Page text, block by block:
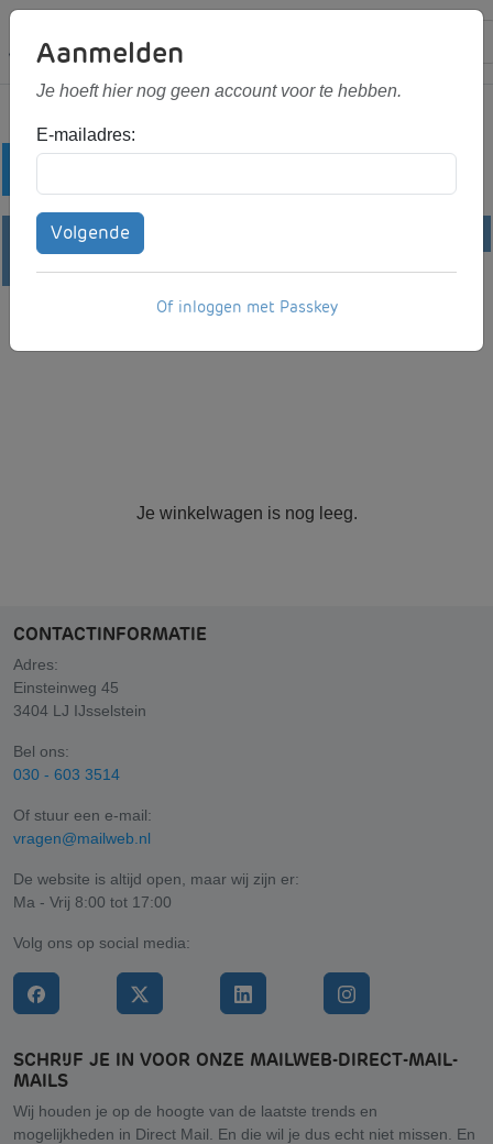
Winkelwagen
Stel je mailing samen, zie meteen de kosten
en verzendmogelijkheden.
Je winkelwagen is nog leeg.
CONTACTINFORMATIE
Adres:
Einsteinweg 45
3404 LJ IJsselstein
Bel ons:
030 - 603 3514
Of stuur een e-mail:
vragen@mailweb.nl
De website is altijd open, maar wij zijn er:
Ma - Vrij 8:00 tot 17:00
Volg ons op social media:
SCHRIJF JE IN VOOR ONZE MAILWEB-DIRECT-MAIL-
MAILS
Wij houden je op de hoogte van de laatste trends en
mogelijkheden in Direct Mail. En die wil je dus echt niet missen. En
Aanmelden
Je hoeft hier nog geen account voor te hebben.
E-mailadres:
Volgende
Of inloggen met Passkey